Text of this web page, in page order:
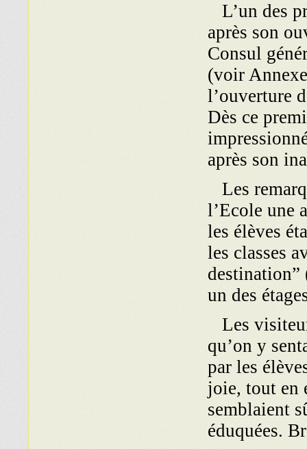
L’un des
après son
Consul
(voir
l’ouverture
Dès ce
après son
Les
l’Ecole une
les élèves
les classes
destination”
un des
Les
qu’on y
par les
joie, tout en
semblaient
éduquées.